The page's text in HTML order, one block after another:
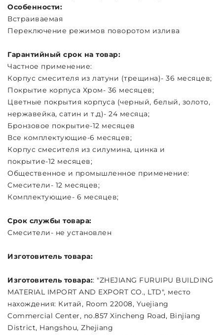
Особенности:
Встраиваемая
Переключение режимов поворотом излива
Гарантийный срок на товар:
Частное применение:
Корпус смесителя из латуни (трещина)- 36 месяцев;
Покрытие корпуса Хром- 36 месяцев;
Цветные покрытия корпуса (черный, белый, золото,
нержавейка, сатин и т.д)- 24 месяца;
Бронзовое покрытие-12 месяцев
Все комплектующие-6 месяцев;
Корпус смесителя из силумина, цинка и
покрытие-12 месяцев;
Общественное и промышленное применение:
Смесители- 12 месяцев;
Комплектующие- 6 месяцев;
Срок службы товара:
Смесители- не установлен
Изготовитель товара:
Изготовитель товара:: "ZHEJIANG FURUIPU BUILDING
MATERIAL IMPORT AND EXPORT CO., LTD", место
нахождения: Китай, Room 22008, Yuejiang
Commercial Center, no.857 Xincheng Road, Binjiang
District, Hangshou, Zhejiang